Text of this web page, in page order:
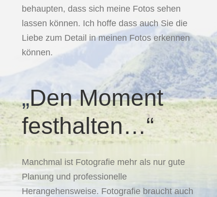
behaupten, dass sich meine Fotos sehen
lassen können. Ich hoffe dass auch Sie die
Liebe zum Detail in meinen Fotos erkennen
können.
„Den Moment
festhalten…“
Manchmal ist Fotografie mehr als nur gute
Planung und professionelle
Herangehensweise. Fotografie braucht auch